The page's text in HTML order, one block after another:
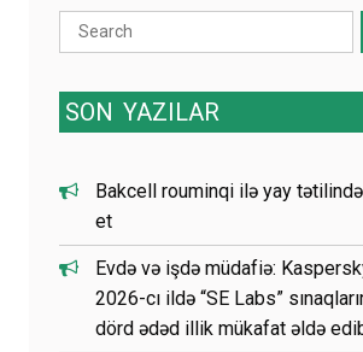
Search
for:
SON YAZILAR
Bakcell rouminqi ilə yay
et
Evdə və işdə müdafiə:
2026-cı ildə “SE Labs”
dörd ədəd illik mükafat əldə